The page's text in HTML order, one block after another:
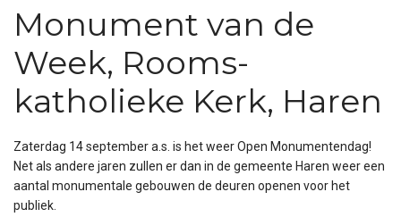
Monument van de
Week, Rooms-
katholieke Kerk, Haren
Zaterdag 14 september a.s. is het weer Open Monumentendag!
Net als andere jaren zullen er dan in de gemeente Haren weer een
aantal monumentale gebouwen de deuren openen voor het
publiek.